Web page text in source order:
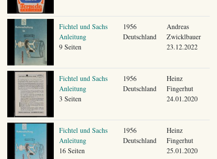
Fichtel und Sachs
Anleitung
9 Seiten
1956
Deutschland
Andreas
Zwicklbauer
23.12.2022
Fichtel und Sachs
Anleitung
3 Seiten
1956
Deutschland
Heinz
Fingerhut
24.01.2020
Fichtel und Sachs
Anleitung
16 Seiten
1956
Deutschland
Heinz
Fingerhut
25.01.2020